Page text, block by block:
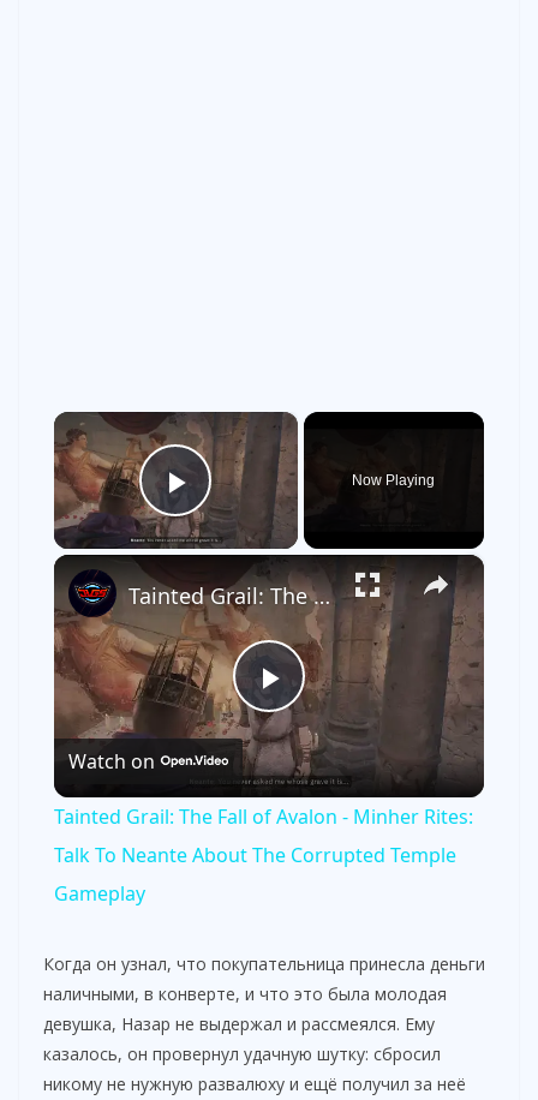
×
Play Video
Now Playing
×
P
l
a
V
i
Tainted Grail: The Fall of Avalon - Minher Rites: Talk To Neante About The Corrupted Temple Gameplay
Watch on
Tainted Grail: The Fall of Avalon - Minher Rites:
Talk To Neante About The Corrupted Temple
Gameplay
Когда он узнал, что покупательница принесла деньги
наличными, в конверте, и что это была молодая
девушка, Назар не выдержал и рассмеялся. Ему
казалось, он провернул удачную шутку: сбросил
никому не нужную развалюху и ещё получил за неё